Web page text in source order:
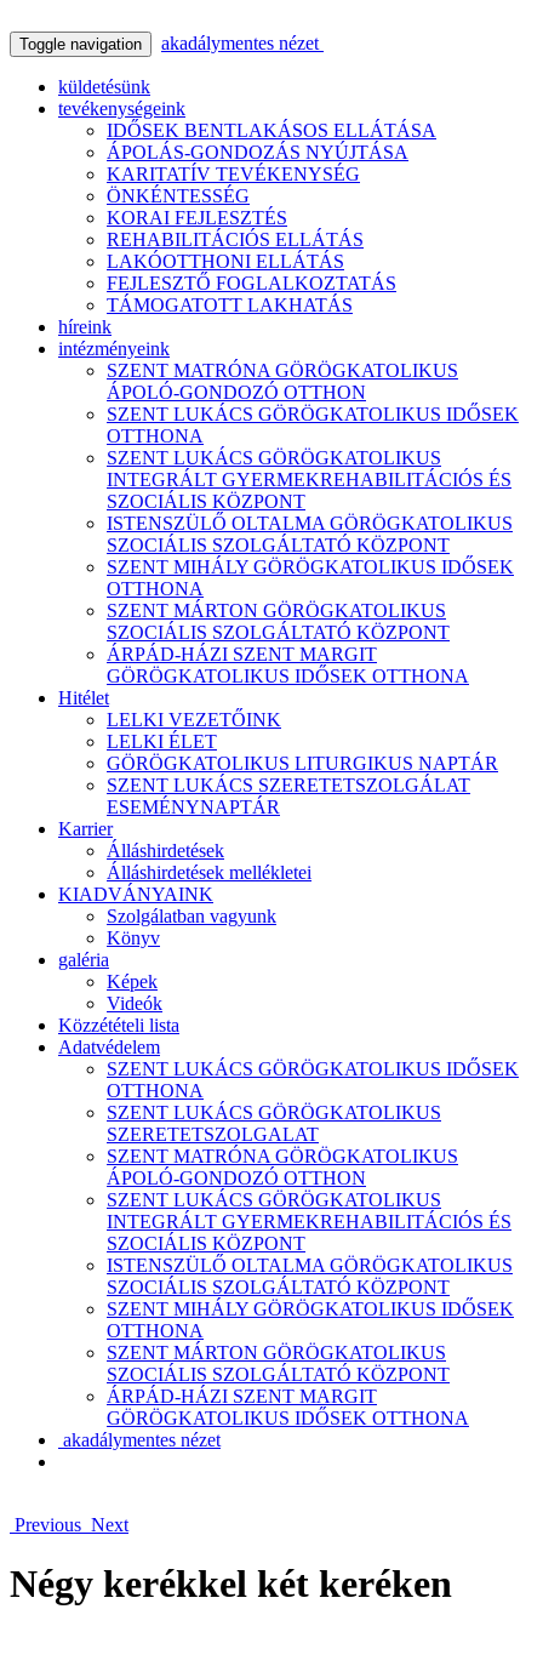
Toggle navigation akadálymentes nézet
küldetésünk
tevékenységeink
IDŐSEK BENTLAKÁSOS ELLÁTÁSA
ÁPOLÁS-GONDOZÁS NYÚJTÁSA
KARITATÍV TEVÉKENYSÉG
ÖNKÉNTESSÉG
KORAI FEJLESZTÉS
REHABILITÁCIÓS ELLÁTÁS
LAKÓOTTHONI ELLÁTÁS
FEJLESZTŐ FOGLALKOZTATÁS
TÁMOGATOTT LAKHATÁS
híreink
intézményeink
SZENT MATRÓNA GÖRÖGKATOLIKUS
ÁPOLÓ-GONDOZÓ OTTHON
SZENT LUKÁCS GÖRÖGKATOLIKUS IDŐSEK
OTTHONA
SZENT LUKÁCS GÖRÖGKATOLIKUS
INTEGRÁLT GYERMEKREHABILITÁCIÓS ÉS
SZOCIÁLIS KÖZPONT
ISTENSZÜLŐ OLTALMA GÖRÖGKATOLIKUS
SZOCIÁLIS SZOLGÁLTATÓ KÖZPONT
SZENT MIHÁLY GÖRÖGKATOLIKUS IDŐSEK
OTTHONA
SZENT MÁRTON GÖRÖGKATOLIKUS
SZOCIÁLIS SZOLGÁLTATÓ KÖZPONT
ÁRPÁD-HÁZI SZENT MARGIT
GÖRÖGKATOLIKUS IDŐSEK OTTHONA
Hitélet
LELKI VEZETŐINK
LELKI ÉLET
GÖRÖGKATOLIKUS LITURGIKUS NAPTÁR
SZENT LUKÁCS SZERETETSZOLGÁLAT
ESEMÉNYNAPTÁR
Karrier
Álláshirdetések
Álláshirdetések mellékletei
KIADVÁNYAINK
Szolgálatban vagyunk
Könyv
galéria
Képek
Videók
Közzétételi lista
Adatvédelem
SZENT LUKÁCS GÖRÖGKATOLIKUS IDŐSEK
OTTHONA
SZENT LUKÁCS GÖRÖGKATOLIKUS
SZERETETSZOLGALAT
SZENT MATRÓNA GÖRÖGKATOLIKUS
ÁPOLÓ-GONDOZÓ OTTHON
SZENT LUKÁCS GÖRÖGKATOLIKUS
INTEGRÁLT GYERMEKREHABILITÁCIÓS ÉS
SZOCIÁLIS KÖZPONT
ISTENSZÜLŐ OLTALMA GÖRÖGKATOLIKUS
SZOCIÁLIS SZOLGÁLTATÓ KÖZPONT
SZENT MIHÁLY GÖRÖGKATOLIKUS IDŐSEK
OTTHONA
SZENT MÁRTON GÖRÖGKATOLIKUS
SZOCIÁLIS SZOLGÁLTATÓ KÖZPONT
ÁRPÁD-HÁZI SZENT MARGIT
GÖRÖGKATOLIKUS IDŐSEK OTTHONA
akadálymentes nézet
Previous Next
Négy kerékkel két keréken